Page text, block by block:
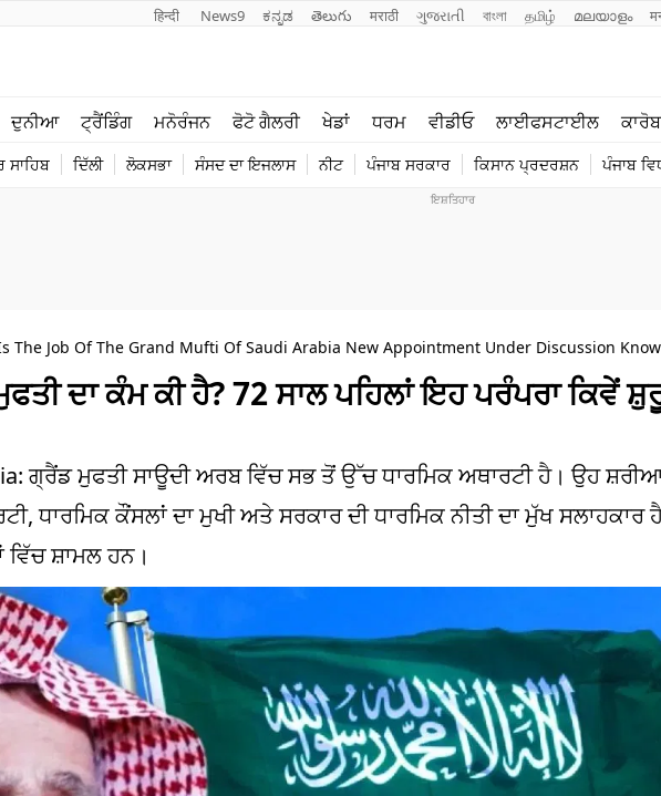
हिन्दी News9 ಕನ್ನಡ తెలుగు मराठी ગુજરાતી বাংলা தமிழ் മലയാളം
ਦੁਨੀਆ ਟ੍ਰੈਂਡਿੰਗ ਮਨੋਰੰਜਨ ਫੋਟੋ ਗੈਲਰੀ ਖੇਡਾਂ ਧਰਮ ਵੀਡੀਓ ਲਾਈਫਸਟਾਈਲ
ਸਾਹਿਬ ਦਿੱਲੀ ਲੋਕਸਭਾ ਸੰਸਦ ਦਾ ਇਜਲਾਸ ਨੀਟ ਪੰਜਾਬ ਸਰਕਾਰ ਕਿਸਾਨ ਪ੍ਰਦਰਸ਼ਨ ਪੰਜਾਬ
ਮਨੋਰੰਜਨ
ਪੰਜਾਬ
The Job Of The Grand Mufti Of Saudi Arabia New Appointment Under Discussion
ਦਾ ਕੰਮ ਕੀ ਹੈ? 72 ਸਾਲ ਪਹਿਲਾਂ ਇਹ ਪਰੰਪਰਾ ਕਿਵੇਂ
ਗ੍ਰੈਂਡ ਮੁਫਤੀ ਸਾਊਦੀ ਅਰਬ ਵਿੱਚ ਸਭ ਤੋਂ ਉੱਚ ਧਾਰਮਿਕ ਅਥਾਰਟੀ ਹੈ। ਉਹ
ਧਾਰਮਿਕ ਕੌਂਸਲਾਂ ਦਾ ਮੁਖੀ ਅਤੇ ਸਰਕਾਰ ਦੀ ਧਾਰਮਿਕ ਨੀਤੀ ਦਾ ਮੁੱਖ
ਵਿੱਚ ਸ਼ਾਮਲ ਹਨ।